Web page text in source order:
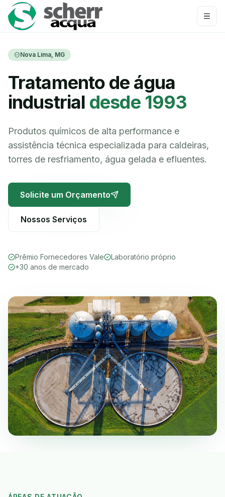
Nova Lima, MG
Tratamento de água
industrial desde 1993
Produtos químicos de alta performance e
assistência técnica especializada para caldeiras,
torres de resfriamento, água gelada e efluentes.
Solicite um Orçamento
Nossos Serviços
Prêmio Fornecedores Vale
Laboratório próprio
+30 anos de mercado